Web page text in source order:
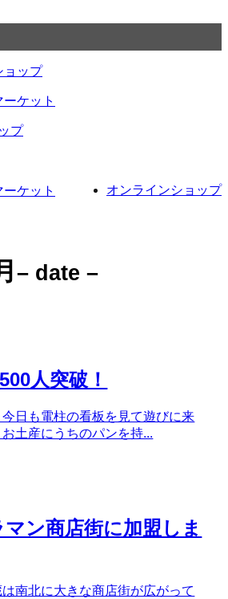
ョップ
プ
オンラインショップ
– date –
人突破！
今日も電柱の看板を見て遊びに来
土産にうちのパンを持...
ン商店街に加盟しま
南北に大きな商店街が広がって